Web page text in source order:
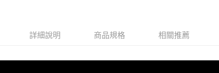
詳細說明 商品規格 相關推薦